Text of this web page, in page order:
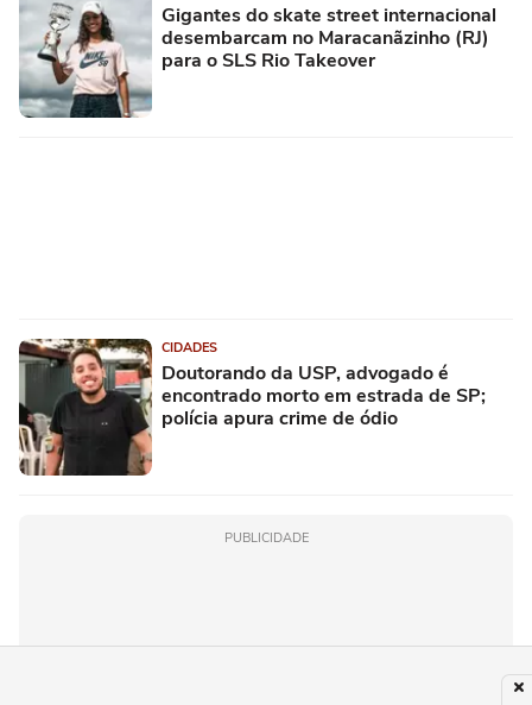
Gigantes do skate street internacional
desembarcam no Maracanãzinho (RJ)
para o SLS Rio Takeover
CIDADES
Doutorando da USP, advogado é
encontrado morto em estrada de SP;
polícia apura crime de ódio
PUBLICIDADE